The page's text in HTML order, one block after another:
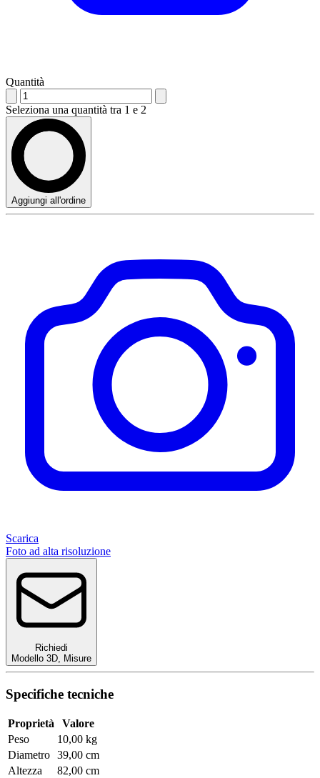
Quantità
Seleziona una quantità tra 1 e 2
Aggiungi all'ordine
Scarica
Foto ad alta risoluzione
Richiedi
Modello 3D
Misure
Specifiche tecniche
Proprietà
Valore
Peso
10,00 kg
Diametro 39,00 cm
Altezza
82,00 cm